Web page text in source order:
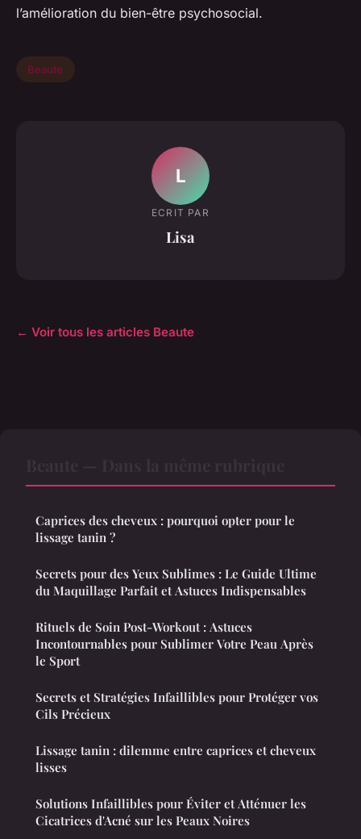
l’amélioration du bien-être psychosocial.
Beaute
L
ECRIT PAR
Lisa
← Voir tous les articles Beaute
Caprices des cheveux : pourquoi opter pour le
lissage tanin ?
Secrets pour des Yeux Sublimes : Le Guide Ultime
du Maquillage Parfait et Astuces Indispensables
Rituels de Soin Post-Workout : Astuces
Incontournables pour Sublimer Votre Peau Après
le Sport
Secrets et Stratégies Infaillibles pour Protéger vos
Cils Précieux
Lissage tanin : dilemme entre caprices et cheveux
lisses
Solutions Infaillibles pour Éviter et Atténuer les
Cicatrices d'Acné sur les Peaux Noires